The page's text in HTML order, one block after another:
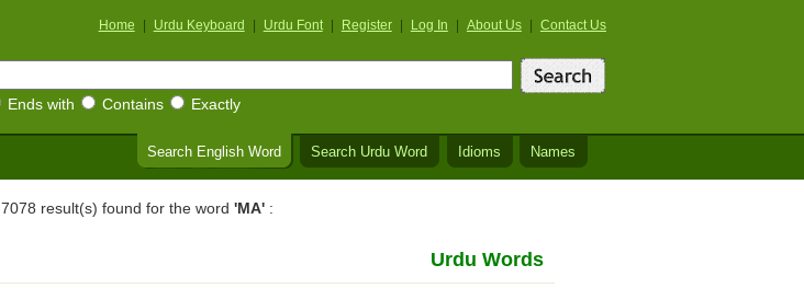
Home Urdu Keyboard Urdu Font Register Log In About Us Contact Us
Ends with Contains Exactly
Search English Word Search Urdu Word Idioms Names
7078 result(s) found for the word 'MA':
Urdu Words